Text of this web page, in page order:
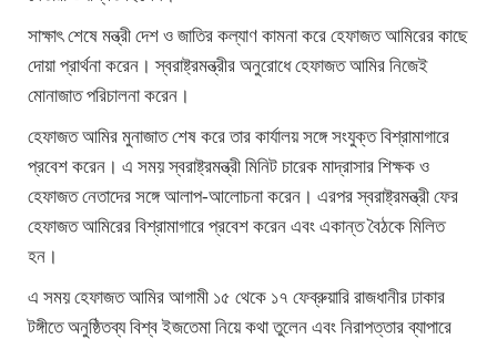
সাক্ষাৎ শেষে মন্ত্রী দেশ ও জাতির কল্যাণ কামনা করে হেফাজত আমিরের কাছে
দোয়া প্রার্থনা করেন। স্বরাষ্ট্রমন্ত্রীর অনুরোধে হেফাজত আমির নিজেই
মোনাজাত পরিচালনা করেন।
হেফাজত আমির মুনাজাত শেষ করে তার কার্যালয় সঙ্গে সংযুক্ত বিশ্রামাগারে
প্রবেশ করেন। এ সময় স্বরাষ্ট্রমন্ত্রী মিনিট চারেক মাদ্রাসার শিক্ষক ও
হেফাজত নেতাদের সঙ্গে আলাপ-আলোচনা করেন। এরপর স্বরাষ্ট্রমন্ত্রী ফের
হেফাজত আমিরের বিশ্রামাগারে প্রবেশ করেন এবং একান্ত বৈঠকে মিলিত
হন।
এ সময় হেফাজত আমির আগামী ১৫ থেকে ১৭ ফেব্রুয়ারি রাজধানীর ঢাকার
টঙ্গীতে অনুষ্ঠিতব্য বিশ্ব ইজতেমা নিয়ে কথা তুলেন এবং নিরাপত্তার ব্যাপারে